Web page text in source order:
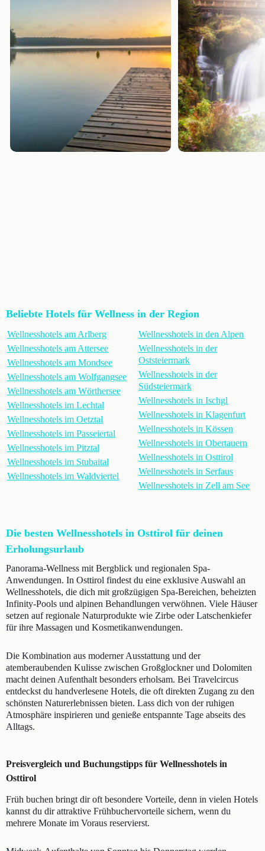
Beliebte Hotels für Wellness in der Region
Wellnesshotels am Arlberg
Wellnesshotels am Attersee
Wellnesshotels am Mondsee
Wellnesshotels am Wolfgangsee
Wellnesshotels am Wörthersee
Wellnesshotels im Lechtal
Wellnesshotels im Oetztal
Wellnesshotels im Passeiertal
Wellnesshotels im Pitztal
Wellnesshotels im Stubaital
Wellnesshotels im Waldviertel
Wellnesshotels in den Alpen
Wellnesshotels in der
Oststeiermark
Wellnesshotels in der
Südsteiermark
Wellnesshotels in Ischgl
Wellnesshotels in Klagenfurt
Wellnesshotels in Kössen
Wellnesshotels in Obertauern
Wellnesshotels in Osttirol
Wellnesshotels in Serfaus
Wellnesshotels in Zell am See
Die besten Wellnesshotels in Osttirol für deinen
Erholungsurlaub
Panorama-Wellness mit Bergblick und regionalen Spa-
Anwendungen. In Osttirol findest du eine exklusive Auswahl an
Wellnesshotels, die dich mit großzügigen Spa-Bereichen, beheizten
Infinity-Pools und alpinen Behandlungen verwöhnen. Viele Häuser
setzen auf regionale Naturprodukte wie Zirbe oder Latschenkiefer
für ihre Massagen und Kosmetikanwendungen.
Die Kombination aus moderner Ausstattung und der
atemberaubenden Kulisse zwischen Großglockner und Dolomiten
macht deinen Aufenthalt besonders erholsam. Bei Travelcircus
entdeckst du handverlesene Hotels, die oft direkten Zugang zu den
schönsten Naturerlebnissen bieten. Lass dich von der ruhigen
Atmosphäre inspirieren und genieße entspannte Tage abseits des
Alltags.
Preisvergleich und Buchungstipps für Wellnesshotels in
Osttirol
Früh buchen bringt dir oft besondere Vorteile, denn in vielen Hotels
kannst du dir attraktive Frühbuchervorteile sichern, wenn du
mehrere Monate im Voraus reservierst.